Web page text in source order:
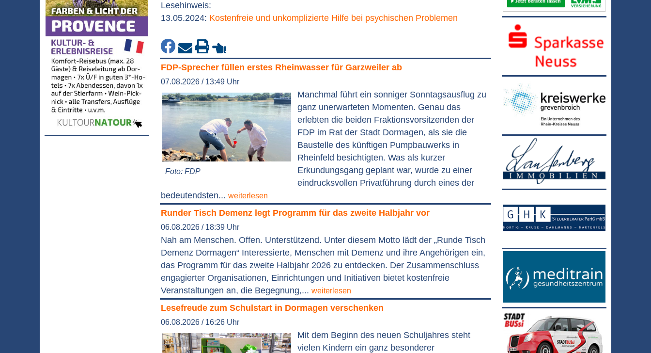
Lesehinweis:
13.05.2024: Kostenfreie und unkomplizierte Hilfe bei psychischen Problemen
FDP-Sprecher füllen erstes Rheinwasser für Garzweiler ab
07.08.2026 / 13:49 Uhr
Foto: FDP
Manchmal führt ein sonniger Sonntagsausflug zu
ganz unerwarteten Momenten. Genau das
erlebten die beiden Fraktionsvorsitzenden der
FDP im Rat der Stadt Dormagen, als sie die
Baustelle des künftigen Pumpbauwerks in
Rheinfeld besichtigten. Was als kurzer
Erkundungsgang geplant war, wurde zu einer
eindrucksvollen Privatführung durch eines der
bedeutendsten... weiterlesen
Runder Tisch Demenz legt Programm für das zweite Halbjahr vor
06.08.2026 / 18:39 Uhr
Nah am Menschen. Offen. Unterstützend. Unter diesem Motto lädt der „Runde Tisch
Demenz Dormagen“ Interessierte, Menschen mit Demenz und ihre Angehörigen ein,
das Programm für das zweite Halbjahr 2026 zu entdecken. Der Zusammenschluss
engagierter Organisationen, Einrichtungen und Initiativen bietet kostenfreie
Veranstaltungen an, die Begegnung,... weiterlesen
Lesefreude zum Schulstart in Dormagen verschenken
06.08.2026 / 16:26 Uhr
Mit dem Beginn des neuen Schuljahres steht
vielen Kindern ein ganz besonderer